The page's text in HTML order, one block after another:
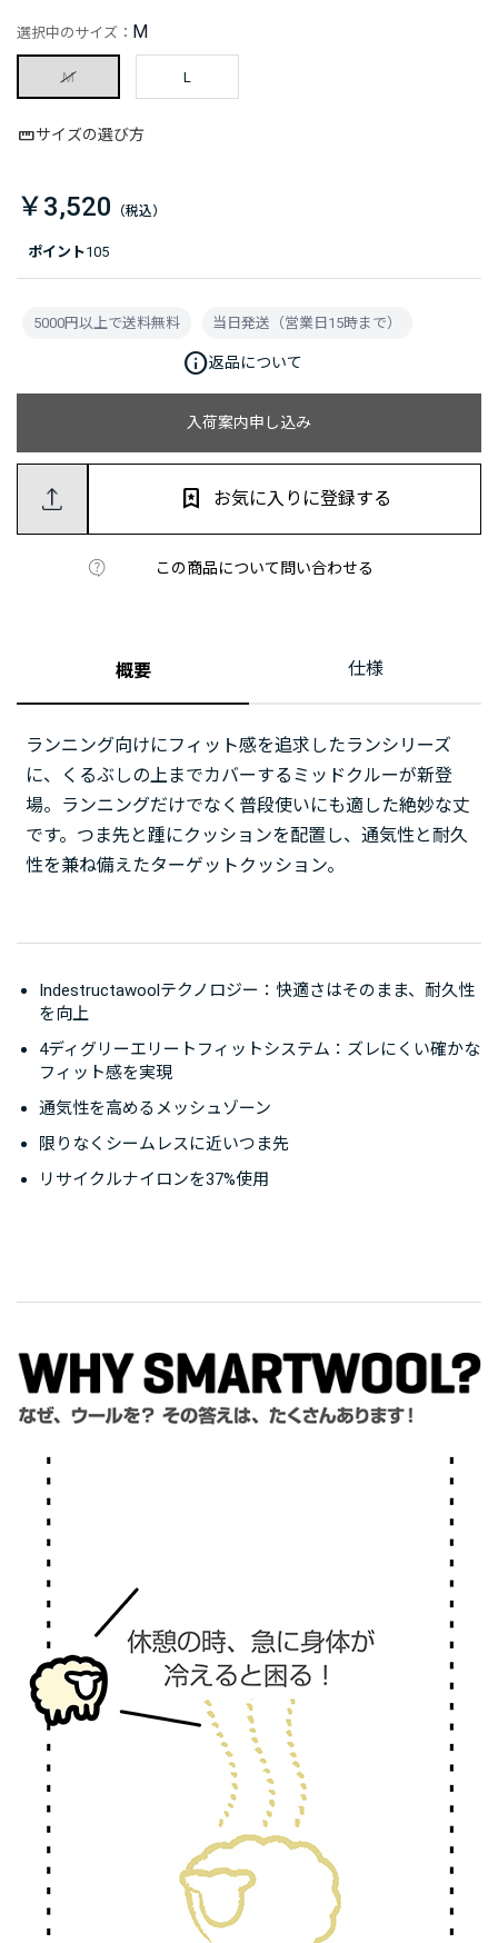
ポイント105
選択中のサイズ： M
M L
サイズの選び方
￥3,520
入荷案内申し込み
この商品について問い合わせる
お気に入りに登録する
5000円以上で送料無料 当日発送（営業日15時まで）
info返品について
概要 仕様
ランニング向けにフィット感を追求したランシリーズ
に、くるぶしの上までカバーするミッドクルーが新登
場。ランニングだけでなく普段使いにも適した絶妙な丈
です。つま先と踵にクッションを配置し、通気性と耐久
性を兼ね備えたターゲットクッション。
Indestructawoolテクノロジー：快適さはそのまま、耐久性
を向上
4ディグリーエリートフィットシステム：ズレにくい確かな
フィット感を実現
通気性を高めるメッシュゾーン
限りなくシームレスに近いつま先
リサイクルナイロンを37%使用